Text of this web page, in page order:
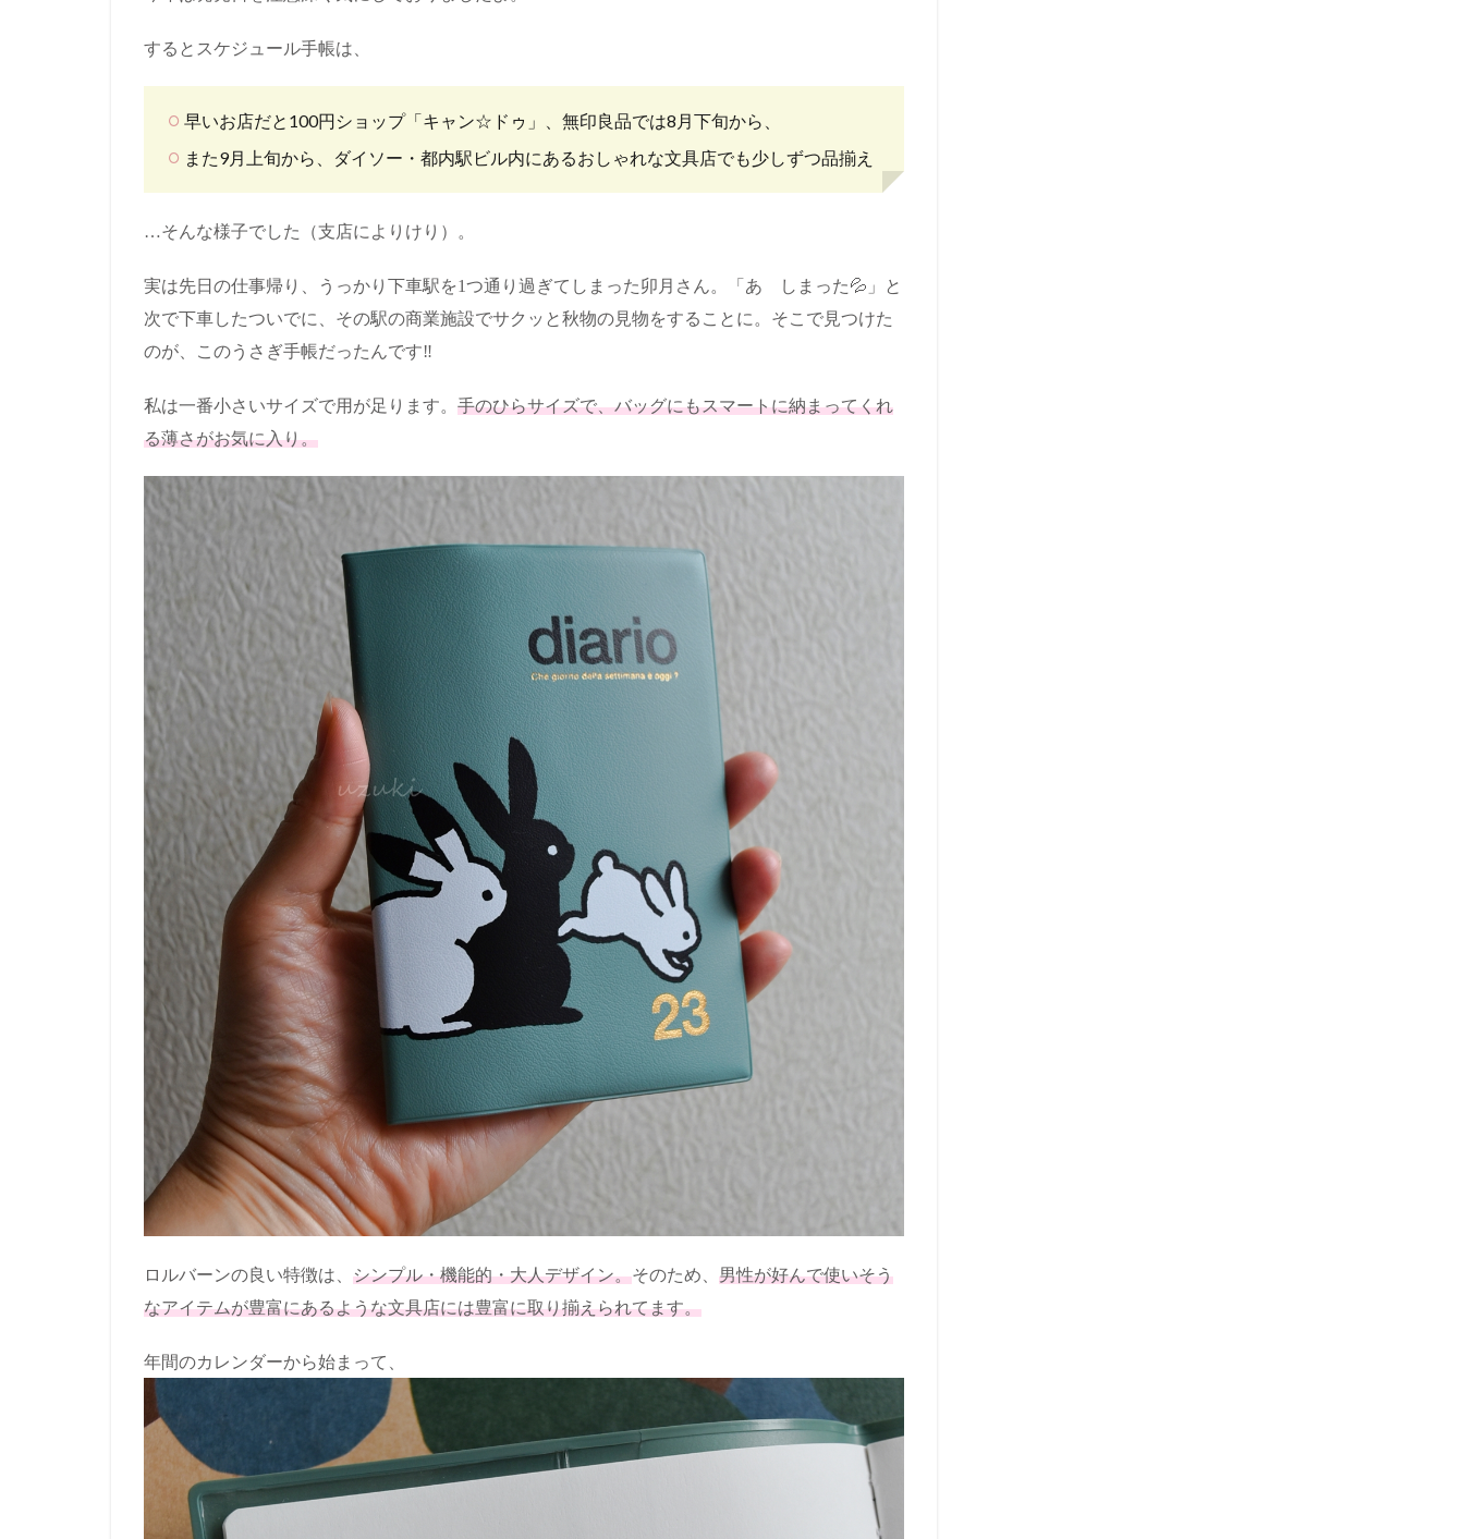
するとスケジュール手帳は、
早いお店だと100円ショップ「キャン☆ドゥ」、無印良品では8月下旬から、
また9月上旬から、ダイソー・都内駅ビル内にあるおしゃれな文具店でも少しずつ品揃え
…そんな様子でした（支店によりけり）。
実は先日の仕事帰り、うっかり下車駅を1つ通り過ぎてしまった卯月さん。「あ しまった💦」と
次で下車したついでに、その駅の商業施設でサクッと秋物の見物をすることに。そこで見つけた
のが、このうさぎ手帳だったんです‼
私は一番小さいサイズで用が足ります。 手のひらサイズで、バッグにもスマートに納まってくれ
る薄さがお気に入り。
ロルバーンの良い特徴は、 シンプル・機能的・大人デザイン。そのため、 男性が好んで使いそう
なアイテムが豊富にあるような文具店には豊富に取り揃えられてます。
年間のカレンダーから始まって、